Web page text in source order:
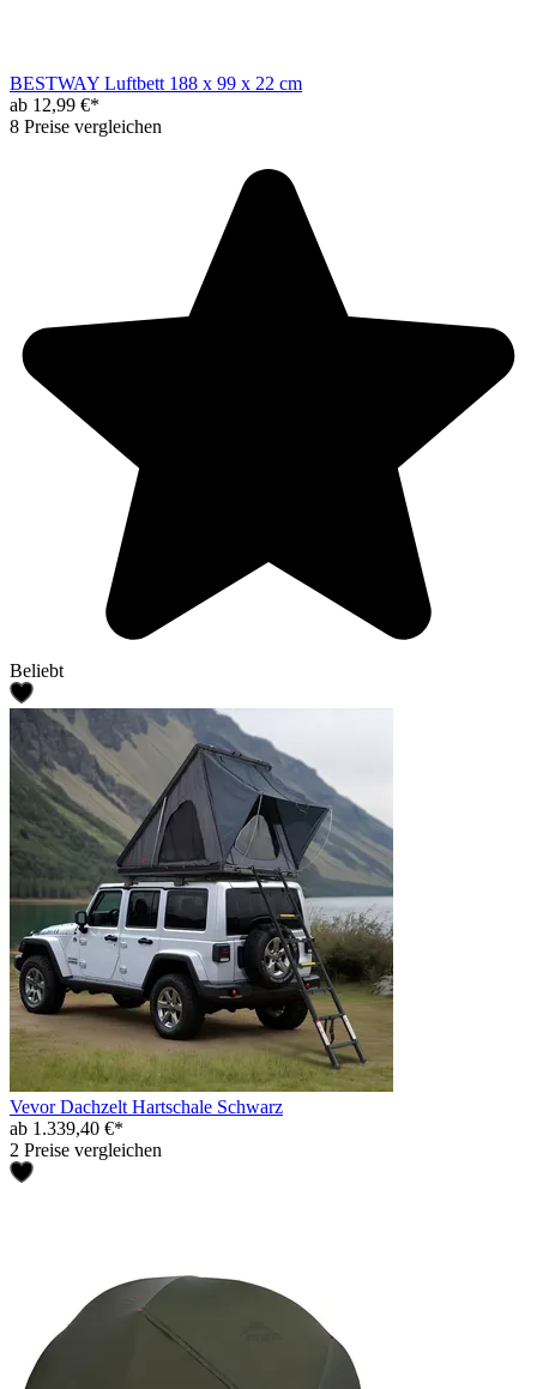
BESTWAY Luftbett 188 x 99 x 22 cm
ab 12,99 €*
8 Preise vergleichen
Beliebt
Vevor Dachzelt Hartschale Schwarz
ab 1.339,40 €*
2 Preise vergleichen